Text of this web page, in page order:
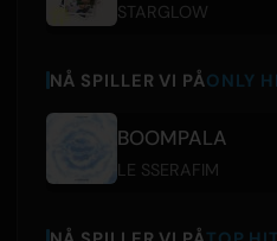
STARGLOW
NÅ SPILLER VI PÅONLY
BOOMPALA
LE SSERAFIM